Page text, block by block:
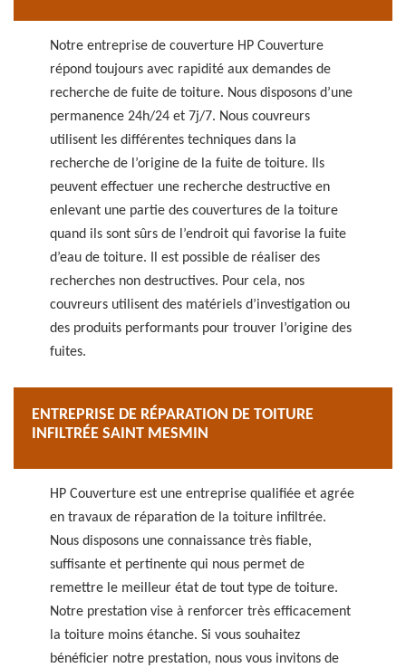
Notre entreprise de couverture HP Couverture
répond toujours avec rapidité aux demandes de
recherche de fuite de toiture. Nous disposons d’une
permanence 24h/24 et 7j/7. Nous couvreurs
utilisent les différentes techniques dans la
recherche de l’origine de la fuite de toiture. Ils
peuvent effectuer une recherche destructive en
enlevant une partie des couvertures de la toiture
quand ils sont sûrs de l’endroit qui favorise la fuite
d’eau de toiture. Il est possible de réaliser des
recherches non destructives. Pour cela, nos
couvreurs utilisent des matériels d’investigation ou
des produits performants pour trouver l’origine des
fuites.
ENTREPRISE DE RÉPARATION DE TOITURE
INFILTRÉE SAINT MESMIN
HP Couverture est une entreprise qualifiée et agrée
en travaux de réparation de la toiture infiltrée.
Nous disposons une connaissance très fiable,
suffisante et pertinente qui nous permet de
remettre le meilleur état de tout type de toiture.
Notre prestation vise à renforcer très efficacement
la toiture moins étanche. Si vous souhaitez
bénéficier notre prestation, nous vous invitons de